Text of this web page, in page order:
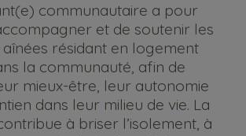
communautaire a pour
et de soutenir les
résidant en logement
la communauté, afin de
mieux-être, leur autonomie
dans leur milieu de vie. La
à briser l’isolement, à